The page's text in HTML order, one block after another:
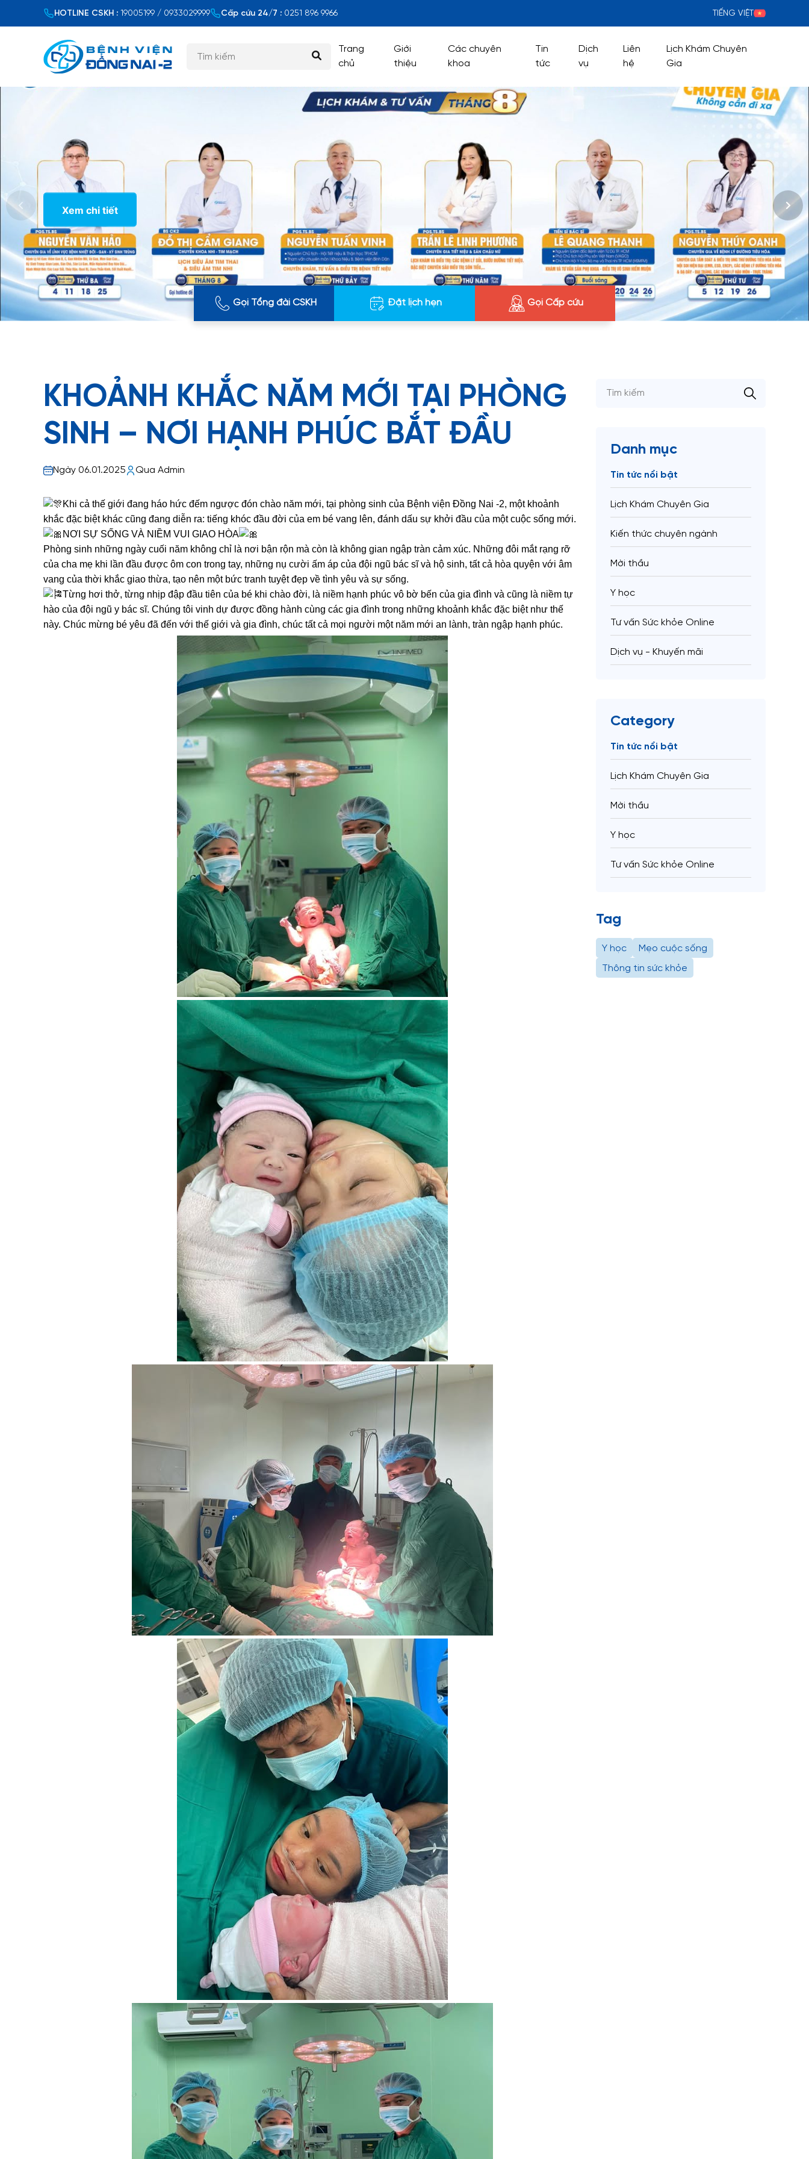
HOTLINE CSKH : 19005199 / 0933029999 Cấp cứu 24/7 : 0251 896 9966 TIẾNG VIỆT
Trang
chủ
Giới
thiệu
Các chuyên
khoa
Tin
tức
Dịch
vụ
Liên
hệ
Lịch Khám Chuyên
Gia
Xem chi tiết
Gọi Tổng đài CSKH Đặt lịch hẹn Gọi Cấp cứu
KHOẢNH KHẮC NĂM MỚI TẠI PHÒNG
SINH – NƠI HẠNH PHÚC BẮT ĐẦU
Ngày 06.01.2025 Qua Admin
Khi cả thế giới đang háo hức đếm ngược đón chào năm mới, tại phòng sinh của Bệnh viện Đồng Nai -2, một khoảnh
khắc đặc biệt khác cũng đang diễn ra: tiếng khóc đầu đời của em bé vang lên, đánh dấu sự khởi đầu của một cuộc sống mới.
NƠI SỰ SỐNG VÀ NIỀM VUI GIAO HÒA
Phòng sinh những ngày cuối năm không chỉ là nơi bận rộn mà còn là không gian ngập tràn cảm xúc. Những đôi mắt rạng rỡ
của cha mẹ khi lần đầu được ôm con trong tay, những nụ cười ấm áp của đội ngũ bác sĩ và hộ sinh, tất cả hòa quyện với âm
vang của thời khắc giao thừa, tạo nên một bức tranh tuyệt đẹp về tình yêu và sự sống.
Từng hơi thở, từng nhịp đập đầu tiên của bé khi chào đời, là niềm hạnh phúc vô bờ bến của gia đình và cũng là niềm tự
hào của đội ngũ y bác sĩ. Chúng tôi vinh dự được đồng hành cùng các gia đình trong những khoảnh khắc đặc biệt như thế
này. Chúc mừng bé yêu đã đến với thế giới và gia đình, chúc tất cả mọi người một năm mới an lành, tràn ngập hạnh phúc.
Danh mục
Tin tức nổi bật
Lịch Khám Chuyên Gia
Kiến thức chuyên ngành
Mời thầu
Y học
Tư vấn Sức khỏe Online
Dịch vụ - Khuyến mãi
Category
Tin tức nổi bật
Lịch Khám Chuyên Gia
Mời thầu
Y học
Tư vấn Sức khỏe Online
Tag
Y học
Mẹo cuộc sống
Thông tin sức khỏe